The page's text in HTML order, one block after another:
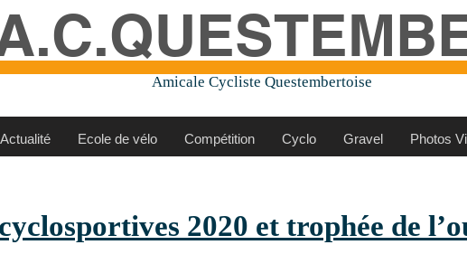
Amicale Cycliste Questembertoise
Actualité Ecole de vélo Compétition Cyclo Gravel Photos
2020 et trophée de